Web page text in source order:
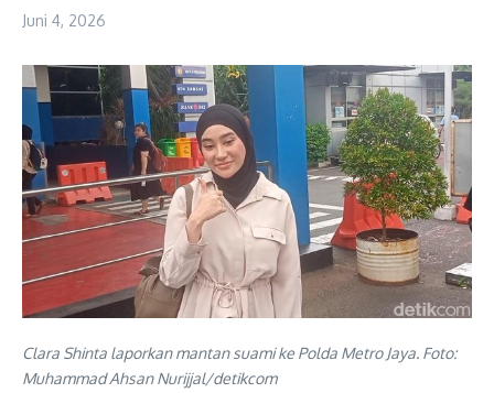
Juni 4, 2026
Clara Shinta laporkan mantan suami ke Polda Metro Jaya. Foto:
Muhammad Ahsan Nurijjal/detikcom